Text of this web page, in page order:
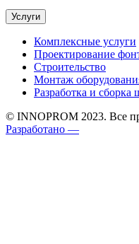
Услуги
Комплексные услуги
Проектирование
Строительство
Монтаж
Разработка и
© INNOPROM 2023. Все
Разработано —